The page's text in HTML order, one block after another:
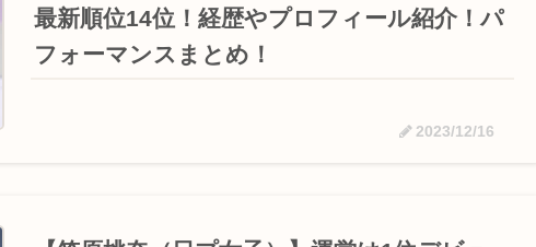
最新順位14位！経歴やプロフィール紹介！パ
フォーマンスまとめ！
2023/12/16